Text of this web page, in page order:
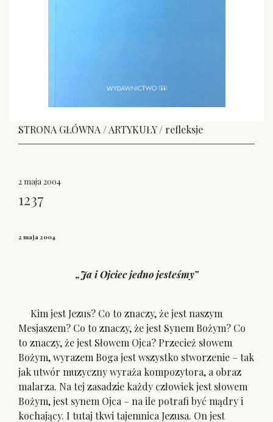
STRONA GŁÓWNA /ARTYKUŁY / refleksje
2 maja 2004
1237
2 maja 2004
„Ja i Ojciec jedno jesteśmy”
Kim jest Jezus? Co to znaczy, że jest naszym
Mesjaszem? Co to znaczy, że jest Synem Bożym? Co
to znaczy, że jest Słowem Ojca? Przecież słowem
Bożym, wyrazem Boga jest wszystko stworzenie – tak
jak utwór muzyczny wyraża kompozytora, a obraz
malarza. Na tej zasadzie każdy człowiek jest słowem
Bożym, jest synem Ojca – na ile potrafi być mądry i
kochający. I tutaj tkwi tajemnica Jezusa. On jest